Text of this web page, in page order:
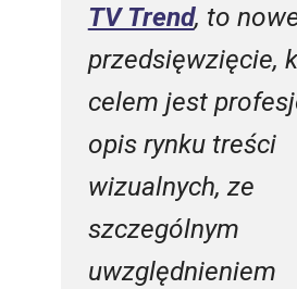
TV Trend, to
przedsięwzięcie,
celem jest
opis rynku treści
wizualnych, ze
szczególnym
uwzględnieniem